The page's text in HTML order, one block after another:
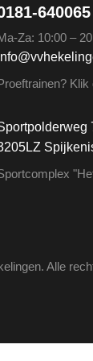
640065
Za: 10:00 –
Klik
Alle